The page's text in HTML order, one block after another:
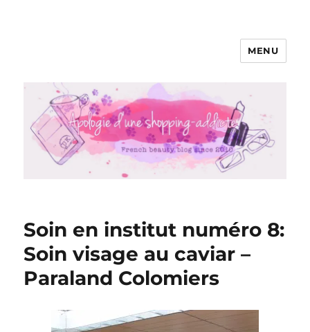
Apologie d'une Shopping-addicte
MENU
Soin en institut numéro 8:
Soin visage au caviar –
Paraland Colomiers